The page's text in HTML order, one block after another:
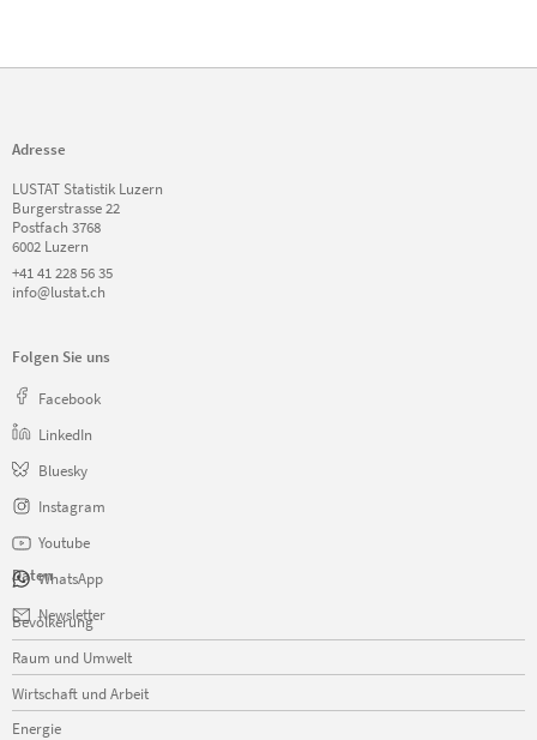
Adresse
LUSTAT Statistik Luzern
Burgerstrasse 22
Postfach 3768
6002 Luzern
+41 41 228 56 35
info@lustat.ch
Folgen Sie uns
Facebook
LinkedIn
Bluesky
Instagram
Youtube
WhatsApp
Newsletter
Daten
Navigation
überspringen
Bevölkerung
Raum und Umwelt
Wirtschaft und Arbeit
Energie